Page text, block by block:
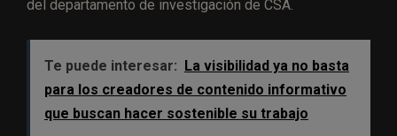
del departamento de investigación de CSA.
Te puede interesar: La visibilidad ya no basta
para los creadores de contenido informativo
que buscan hacer sostenible su trabajo